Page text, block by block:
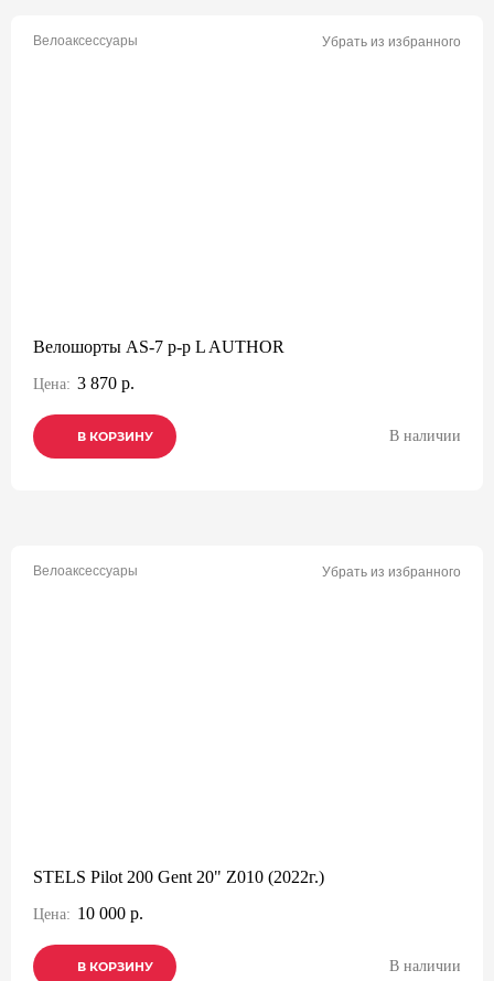
Велоаксессуары Убрать из избранного
Велошорты AS-7 р-р L AUTHOR
Цена: 3 870 р.
В КОРЗИНУ
В КОРЗИНУ
В КОРЗИНУ В наличии
Велоаксессуары Убрать из избранного
STELS Pilot 200 Gent 20" Z010 (2022г.)
Цена: 10 000 р.
В КОРЗИНУ
В КОРЗИНУ
В КОРЗИНУ В наличии